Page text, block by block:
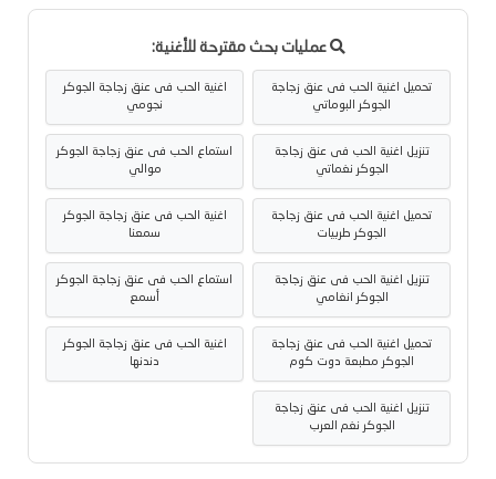
عمليات بحث مقترحة للأغنية:
تحميل اغنية الحب فى عنق زجاجة
الجوكر البوماتي
اغنية الحب فى عنق زجاجة الجوكر
نجومي
تنزيل اغنية الحب فى عنق زجاجة
الجوكر نغماتي
استماع الحب فى عنق زجاجة الجوكر
موالي
تحميل اغنية الحب فى عنق زجاجة
الجوكر طربيات
اغنية الحب فى عنق زجاجة الجوكر
سمعنا
تنزيل اغنية الحب فى عنق زجاجة
الجوكر انغامي
استماع الحب فى عنق زجاجة الجوكر
أسمع
تحميل اغنية الحب فى عنق زجاجة
الجوكر مطبعة دوت كوم
اغنية الحب فى عنق زجاجة الجوكر
دندنها
تنزيل اغنية الحب فى عنق زجاجة
الجوكر نغم العرب